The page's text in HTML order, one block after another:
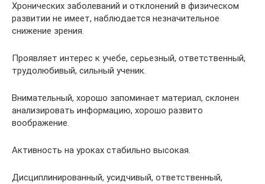
Хронических заболеваний и отклонений в физическом
развитии не имеет, наблюдается незначительное
снижение зрения.
Проявляет интерес к учебе, серьезный, ответственный,
трудолюбивый, сильный ученик.
Внимательный, хорошо запоминает материал, склонен
анализировать информацию, хорошо развито
воображение.
Активность на уроках стабильно высокая.
Дисциплинированный, усидчивый, ответственный,